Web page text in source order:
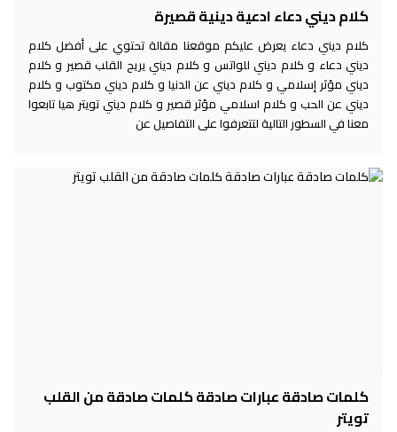
كلام ديني دعاء ادعية دينية قصيرة
كلام ديني دعاء يعرض عليكم موقعنا مقالة تحتوي على أفضل كلام
ديني دعاء و كلام ديني للواتس و كلام ديني يريح القلب قصير و كلام
ديني مؤثر إسلامي و كلام ديني عن الدنيا و كلام ديني مكتوب و كلام
ديني عن الحب و كلام اسلامي مؤثر قصير و كلام ديني تويتر هيا تابعوا
معنا في السطور التالية لتتعرفوا على التفاصيل عن
كلمات صادقة عبارات صادقة كلمات صادقة من القلب
تويتر